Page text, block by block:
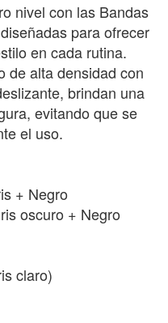
nivel con las Bandas
para ofrecer
en cada rutina.
de alta densidad con
brindan una
evitando que se
el uso.
+ Negro
oscuro + Negro
claro)